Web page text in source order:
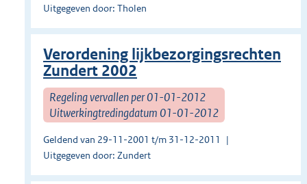
Uitgegeven door: Tholen
Verordening lijkbezorgingsrechten
Zundert 2002
Regeling vervallen per 01-01-2012
Uitwerkingtredingdatum 01-01-2012
Geldend van 29-11-2001 t/m 31-12-2011
Uitgegeven door: Zundert